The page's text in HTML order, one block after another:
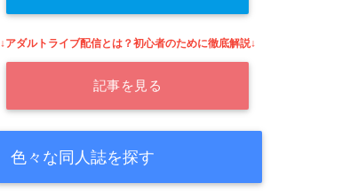
す
↓アダルトライブ配信とは？初心者のために徹底解説↓
記事を見る
色々な同人誌を探す